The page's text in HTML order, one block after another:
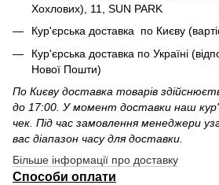
Хохлових), 11, SUN PARK
Кур'єрська доставка по Києву
Кур'єрська доставка по Україні
Нової Пошти)
По Києву доставка товарів
до 17:00. У момент доставки наш
чек. Під час замовлення менеджери
вас діапазон часу для доставки.
Більше інформації про доставку
Способи оплати